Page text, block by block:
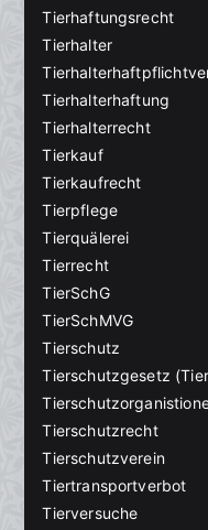
Tierhaftungsrecht
Tierhalter
Tierhalterhaftung
Tierhalterrecht
Tierkauf
Tierkaufrecht
Tierpflege
Tierquälerei
Tierrecht
TierSchG
TierSchMVG
Tierschutz
Tierschutzgesetz
Tierschutzrecht
Tierschutzverein
Tiertransportverbot
Tierversuche